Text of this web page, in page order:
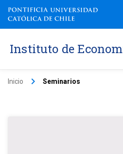
Instituto de
Inicio keyboard_arrow_right Seminarios